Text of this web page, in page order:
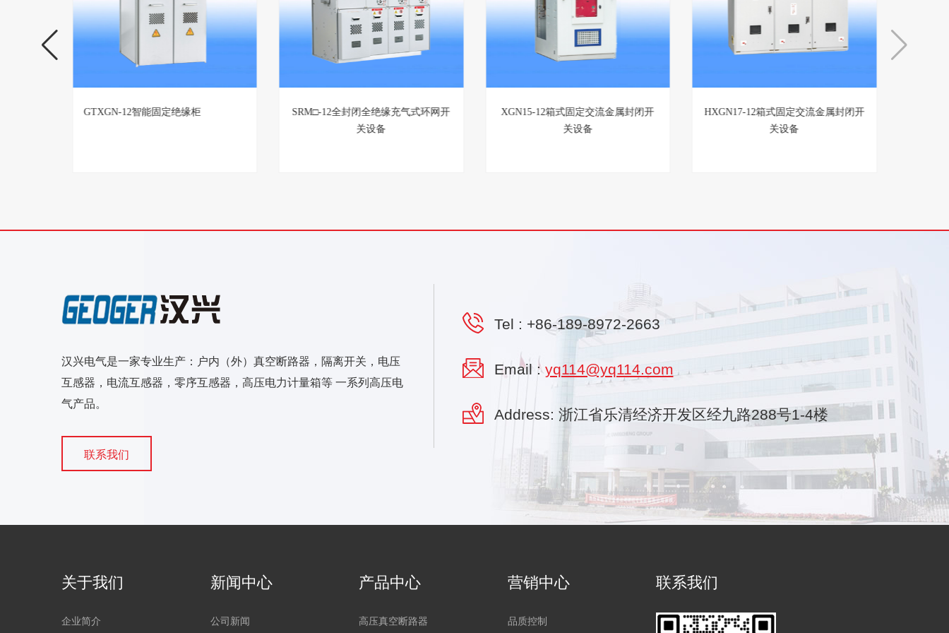
TBBZ高压无功自动补偿装置生产厂
GTXGN-12智能固定绝缘柜
SRM□-12全封闭全绝缘充气式环网开
关设备
XGN15-12箱式固定交流金属封闭开
关设备
汉兴电气是一家专业生产：户内（外）真空断路器，隔离开关，电压
互感器，电流互感器，零序互感器，高压电力计量箱等 一系列高压电
气产品。
联系我们
Tel : +86-189-8972-2663
Email :yq114@yq114.com
Address: 浙江省乐清经济开发区经九路288号1-4楼
关于我们
企业简介
新闻中心
公司新闻
产品中心
高压真空断路器
营销中心
品质控制
联系我们